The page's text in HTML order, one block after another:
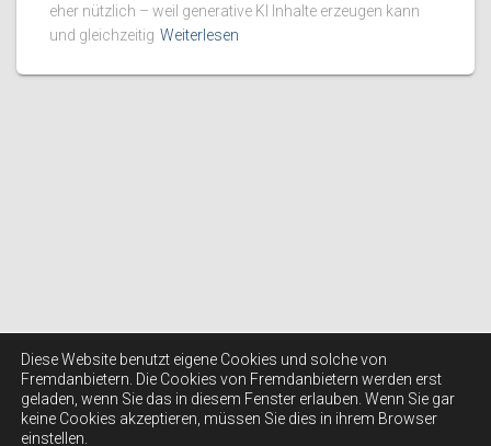
eher nützlich – weil generative KI Inhalte erzeugen kann
und gleichzeitig Weiterlesen
Diese Website benutzt eigene Cookies und solche von
Fremdanbietern. Die Cookies von Fremdanbietern werden erst
geladen, wenn Sie das in diesem Fenster erlauben. Wenn Sie gar
keine Cookies akzeptieren, müssen Sie dies in ihrem Browser
einstellen.